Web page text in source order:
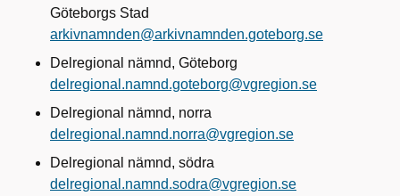
Göteborgs Stad
arkivnamnden@arkivnamnden.goteborg.se
Delregional nämnd, Göteborg
delregional.namnd.goteborg@vgregion.se
Delregional nämnd, norra
delregional.namnd.norra@vgregion.se
Delregional nämnd, södra
delregional.namnd.sodra@vgregion.se